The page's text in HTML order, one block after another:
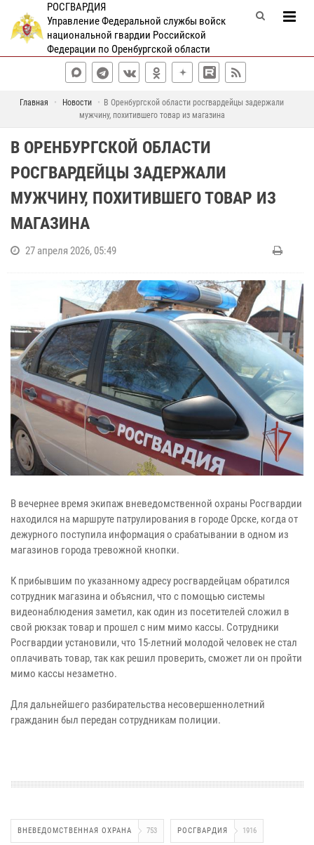
РОСГВАРДИЯ
Управление Федеральной службы войск
национальной гвардии Российской
Федерации по Оренбургской области
Главная Новости
В Оренбургской области росгвардейцы задержали
мужчину, похитившего товар из магазина
В ОРЕНБУРГСКОЙ ОБЛАСТИ
РОСГВАРДЕЙЦЫ ЗАДЕРЖАЛИ
МУЖЧИНУ, ПОХИТИВШЕГО ТОВАР ИЗ
МАГАЗИНА
27 апреля 2026, 05:49
В вечернее время экипаж вневедомственной охраны Росгвардии
находился на маршруте патрулирования в городе Орске, когда от
дежурного поступила информация о срабатывании в одном из
магазинов города тревожной кнопки.
К прибывшим по указанному адресу росгвардейцам обратился
сотрудник магазина и объяснил, что с помощью системы
видеонаблюдения заметил, как один из посетителей сложил в
свой рюкзак товар и прошел с ним мимо кассы. Сотрудники
Росгвардии установили, что 15-летний молодой человек не стал
оплачивать товар, так как решил проверить, сможет ли он пройти
мимо кассы незаметно.
Для дальнейшего разбирательства несовершеннолетний
гражданин был передан сотрудникам полиции.
ВНЕВЕДОМСТВЕННАЯ ОХРАНА 753 РОСГВАРДИЯ 1916